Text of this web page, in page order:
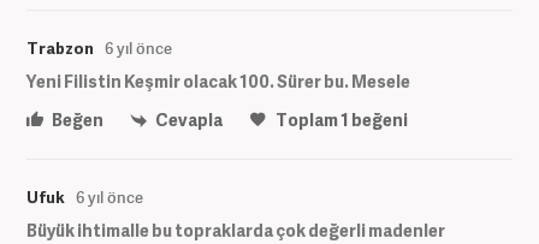
Trabzon 6 yıl önce
Yeni Filistin Keşmir olacak 100. Sürer bu. Mesele
Beğen
Cevapla Toplam1 beğeni
Ufuk 6 yıl önce
Büyük ihtimalle bu topraklarda çok değerli madenler